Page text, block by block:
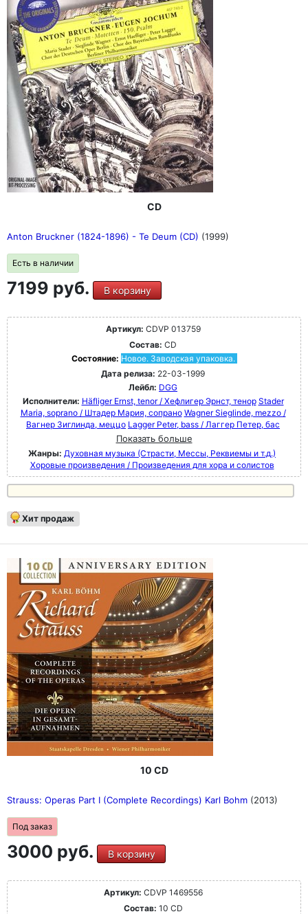
CD
Anton Bruckner (1824-1896) - Te Deum (CD) (1999)
Есть в наличии
7199 руб. В корзину
Артикул: CDVP 013759
Состав: CD
Состояние: Новое. Заводская упаковка.
Дата релиза: 22-03-1999
Лейбл: DGG
Исполнители: Häfliger Ernst, tenor / Хефлигер Эрнст, тенор Stader
Maria, soprano / Штадер Мария, сопрано Wagner Sieglinde, mezzo /
Вагнер Зиглинда, меццо Lagger Peter, bass / Лаггер Петер, бас
Показать больше
Жанры: Духовная музыка (Страсти, Мессы, Реквиемы и т.д.)
Хоровые произведения / Произведения для хора и солистов
Хит продаж
10 CD
Strauss: Operas Part I (Complete Recordings) Karl Bohm (2013)
Под заказ
3000 руб. В корзину
Артикул: CDVP 1469556
Состав: 10 CD